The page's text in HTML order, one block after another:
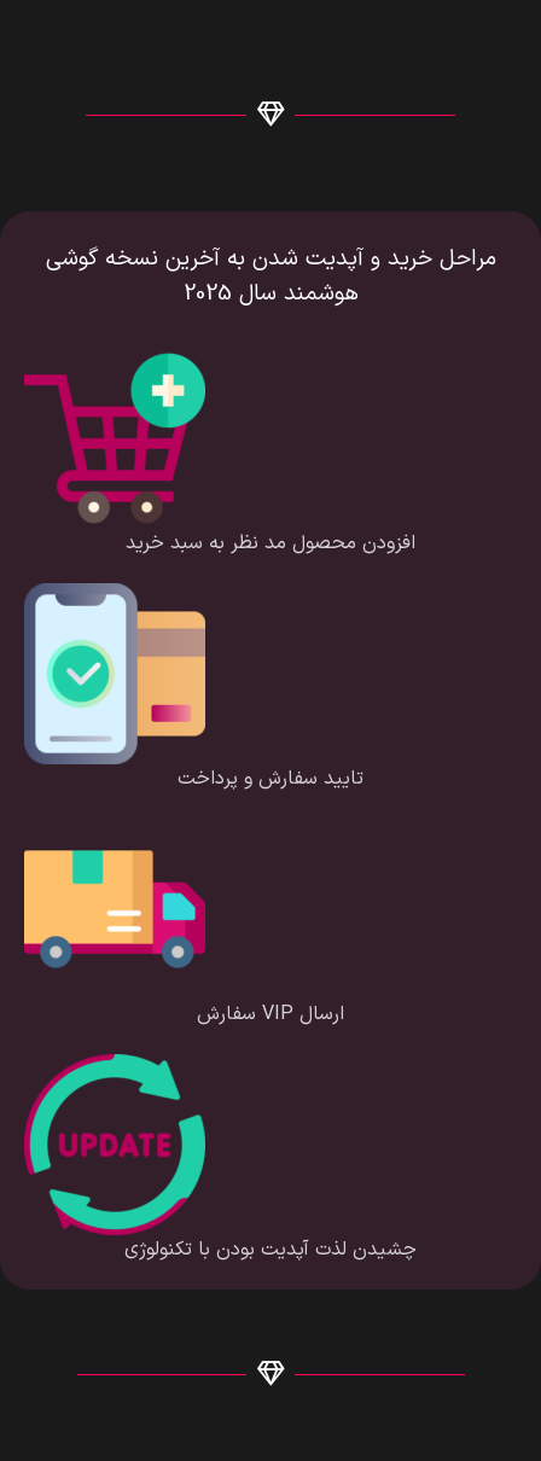
مراحل خرید و آپدیت شدن به آخرین نسخه گوشی
هوشمند سال 2025
افزودن محصول مد نظر به سبد خرید
تایید سفارش و پرداخت
ارسال VIP سفارش
چشیدن لذت آپدیت بودن با تکنولوژی